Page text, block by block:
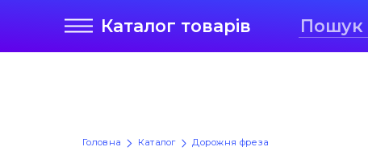
Каталог товарів
Головна Каталог Дорожня фреза